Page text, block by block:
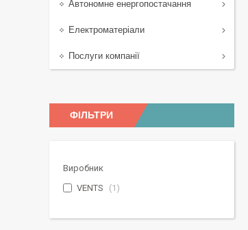
Автономне енергопостачання
Електроматеріали
Послуги компанії
ФІЛЬТРИ
Виробник
VENTS
1